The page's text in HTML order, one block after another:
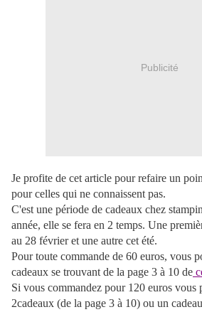
Publicité
Je profite de cet article pour refaire un
pour celles qui ne connaissent pas.
C'est une période de cadeaux chez
année, elle se fera en 2 temps. Une
au 28 février et une autre cet été.
Pour toute commande de 60 euros, vous
cadeaux se trouvant de la page 3 à 10 de
Si vous commandez pour 120 euros vous
2cadeaux (de la page 3 à 10) ou un